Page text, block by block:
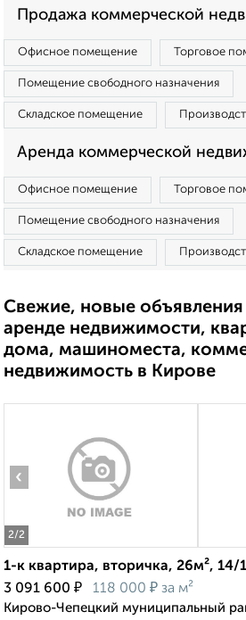
Продажа коммерческой
Офисное помещение Торговое
Помещение свободного назначения
Складское помещение
Аренда коммерческой
Офисное помещение Торговое
Помещение свободного назначения
Складское помещение
Свежие, новые
аренде недвижимости,
дома, машиноместа,
недвижимость в Кирове
2/2
‹
1-к квартира, вторичка, 26м², 14/
3 091 600 ₽ 118 000 ₽ за м²
Кирово-Чепецкий муниципальный